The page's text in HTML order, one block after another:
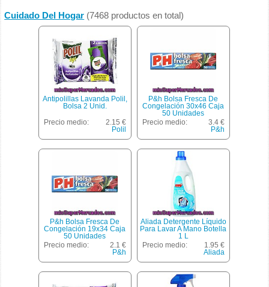
Cuidado Del Hogar (7468 productos en total)
Antipolillas Lavanda Polil,
Bolsa 2 Unid.
Precio medio:
2.15 €
Polil
P&h Bolsa Fresca De
Congelación 30x46 Caja
50 Unidades
Precio medio:
3.4 €
P&h
P&h Bolsa Fresca De
Congelación 19x34 Caja
50 Unidades
Precio medio:
2.1 €
P&h
Aliada Detergente Líquido
Para Lavar A Mano Botella
1 L
Precio medio:
1.95 €
Aliada